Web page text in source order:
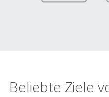
Beliebte Ziele